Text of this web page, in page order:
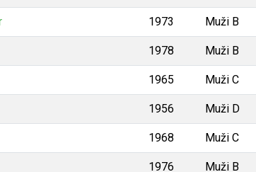
1973 Muži B
1978 Muži B
1965 Muži C
1956 Muži D
1968 Muži C
1976 Muži B